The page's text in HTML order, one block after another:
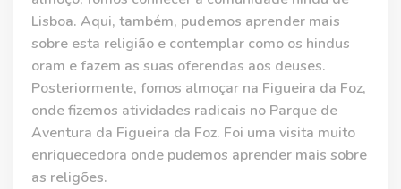
Lisboa. Aqui, também, pudemos aprender mais
sobre esta religião e contemplar como os hindus
oram e fazem as suas oferendas aos deuses.
Posteriormente, fomos almoçar na Figueira da Foz,
onde fizemos atividades radicais no Parque de
Aventura da Figueira da Foz. Foi uma visita muito
enriquecedora onde pudemos aprender mais sobre
as religões.